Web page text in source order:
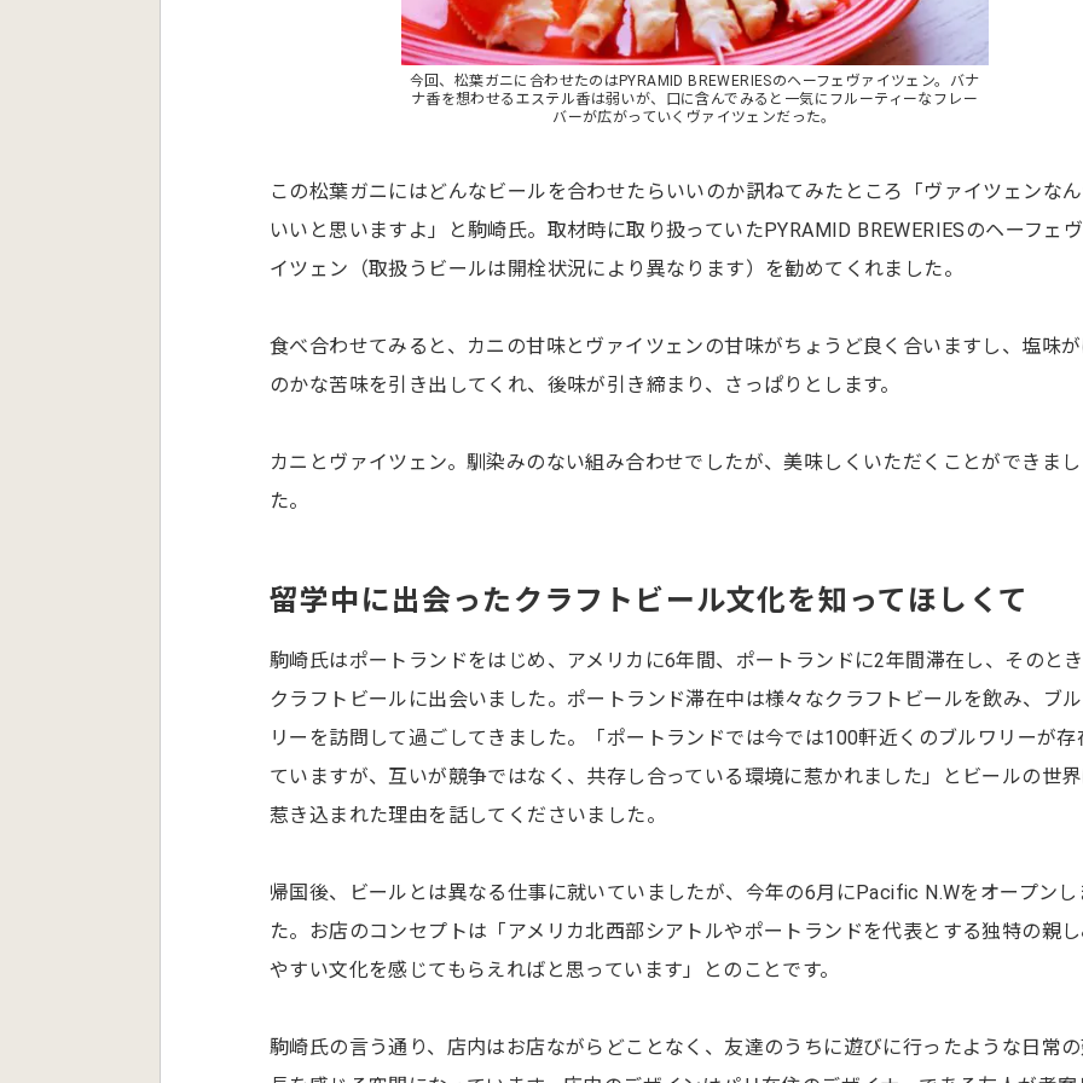
今回、松葉ガニに合わせたのはPYRAMID BREWERIESのヘーフェヴァイツェン。バナ
ナ香を想わせるエステル香は弱いが、口に含んでみると一気にフルーティーなフレー
バーが広がっていくヴァイツェンだった。
この松葉ガニにはどんなビールを合わせたらいいのか訊ねてみたところ「ヴァイツェンな
いいと思いますよ」と駒崎氏。取材時に取り扱っていたPYRAMID BREWERIESのヘーフェ
イツェン（取扱うビールは開栓状況により異なります）を勧めてくれました。
食べ合わせてみると、カニの甘味とヴァイツェンの甘味がちょうど良く合いますし、塩味
のかな苦味を引き出してくれ、後味が引き締まり、さっぱりとします。
カニとヴァイツェン。馴染みのない組み合わせでしたが、美味しくいただくことができまし
た。
留学中に出会ったクラフトビール文化を知ってほしくて
駒崎氏はポートランドをはじめ、アメリカに6年間、ポートランドに2年間滞在し、そのと
クラフトビールに出会いました。ポートランド滞在中は様々なクラフトビールを飲み、ブル
リーを訪問して過ごしてきました。「ポートランドでは今では100軒近くのブルワリーが存
ていますが、互いが競争ではなく、共存し合っている環境に惹かれました」とビールの世界
惹き込まれた理由を話してくださいました。
帰国後、ビールとは異なる仕事に就いていましたが、今年の6月にPacific N.Wをオープンし
た。お店のコンセプトは「アメリカ北西部シアトルやポートランドを代表とする独特の親し
やすい文化を感じてもらえればと思っています」とのことです。
駒崎氏の言う通り、店内はお店ながらどことなく、友達のうちに遊びに行ったような日常